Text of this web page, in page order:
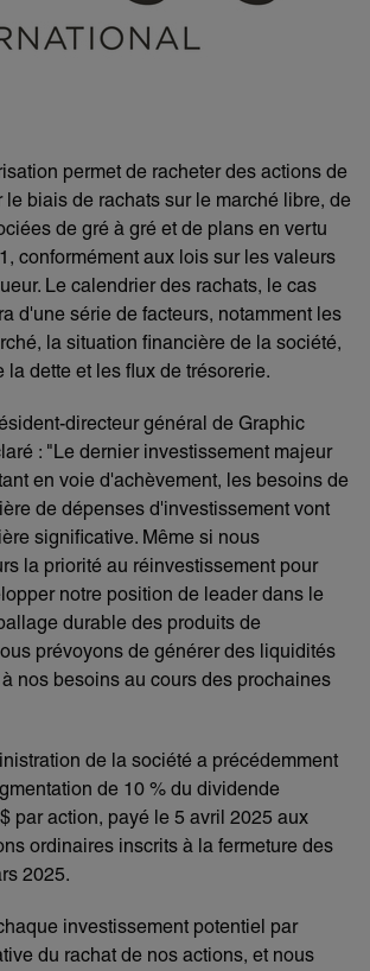
permet de racheter des actions de
le biais de rachats sur le marché libre, de
de gré à gré et de plans en vertu
conformément aux lois sur les valeurs
Le calendrier des rachats, le cas
d'une série de facteurs, notamment les
la situation financière de la société,
la dette et les flux de trésorerie.
directeur général de Graphic
: "Le dernier investissement majeur
en voie d'achèvement, les besoins de
de dépenses d'investissement vont
significative. Même si nous
la priorité au réinvestissement pour
notre position de leader dans le
durable des produits de
prévoyons de générer des liquidités
nos besoins au cours des prochaines
de la société a précédemment
de 10 % du dividende
par action, payé le 5 avril 2025 aux
ordinaires inscrits à la fermeture des
2025.
investissement potentiel par
du rachat de nos actions, et nous